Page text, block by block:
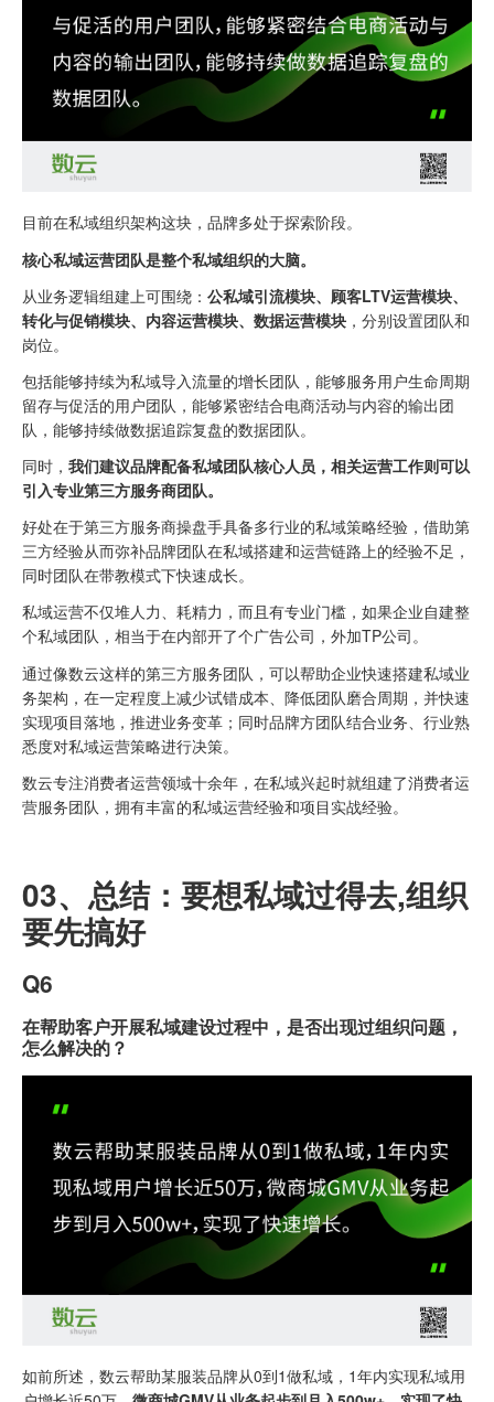
目前在私域组织架构这块，品牌多处于探索阶段。
核心私域运营团队是整个私域组织的大脑。
从业务逻辑组建上可围绕： 公私域引流模块、顾客LTV运营模块、
转化与促销模块、内容运营模块、数据运营模块 ，分别设置团队和
岗位。
包括能够持续为私域导入流量的增长团队，能够服务用户生命周期
留存与促活的用户团队，能够紧密结合电商活动与内容的输出团
队，能够持续做数据追踪复盘的数据团队。
同时， 我们建议品牌配备私域团队核心人员，相关运营工作则可以
引入专业第三方服务商团队。
好处在于第三方服务商操盘手具备多行业的私域策略经验，借助第
三方经验从而弥补品牌团队在私域搭建和运营链路上的经验不足，
同时团队在带教模式下快速成长。
私域运营不仅堆人力、耗精力，而且有专业门槛，如果企业自建整
个私域团队，相当于在内部开了个广告公司，外加TP公司。
通过像数云这样的第三方服务团队，可以帮助企业快速搭建私域业
务架构，在一定程度上减少试错成本、降低团队磨合周期，并快速
实现项目落地，推进业务变革；同时品牌方团队结合业务、行业熟
悉度对私域运营策略进行决策。
数云专注消费者运营领域十余年，在私域兴起时就组建了消费者运
营服务团队，拥有丰富的私域运营经验和项目实战经验。
03、 总结： 要想私域过得去,组织
要先搞好
Q6
在帮助客户开展私域建设过程中，是否出现过组织问题，
怎么解决的？
如前所述，数云帮助某服装品牌从0到1做私域，1年内实现私域用